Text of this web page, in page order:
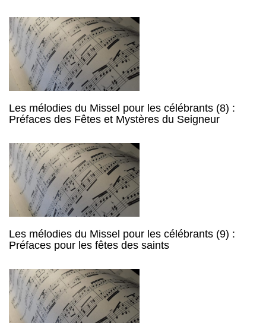
Les mélodies du Missel pour les célébrants (8) :
Préfaces des Fêtes et Mystères du Seigneur
Les mélodies du Missel pour les célébrants (9) :
Préfaces pour les fêtes des saints